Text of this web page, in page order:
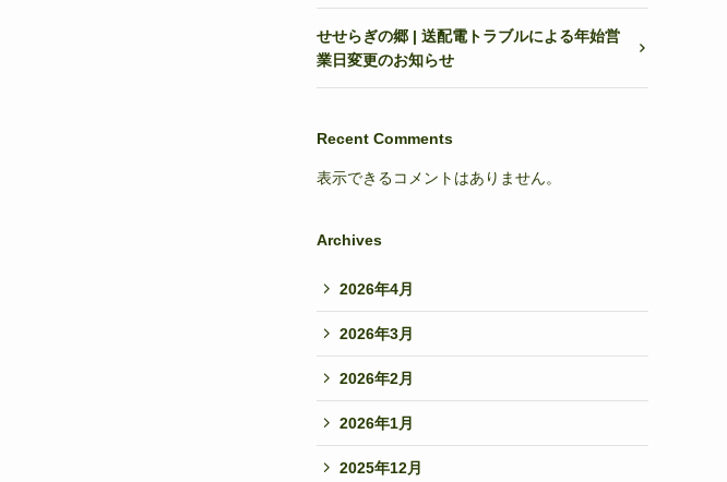
せせらぎの郷 | 送配電トラブルによる年始営
業日変更のお知らせ
Recent Comments
表示できるコメントはありません。
Archives
2026年4月
2026年3月
2026年2月
2026年1月
2025年12月